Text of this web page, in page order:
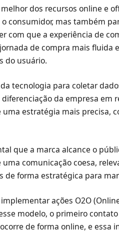
dos recursos online e
o consumidor, mas também
com que a experiência de
de compra mais fluida
do usuário.
tecnologia para coletar
da empresa em
uma estratégia mais precisa,
que a marca alcance o
comunicação coesa,
de forma estratégica para
ações O2O
modelo, o primeiro
de forma online, e essa